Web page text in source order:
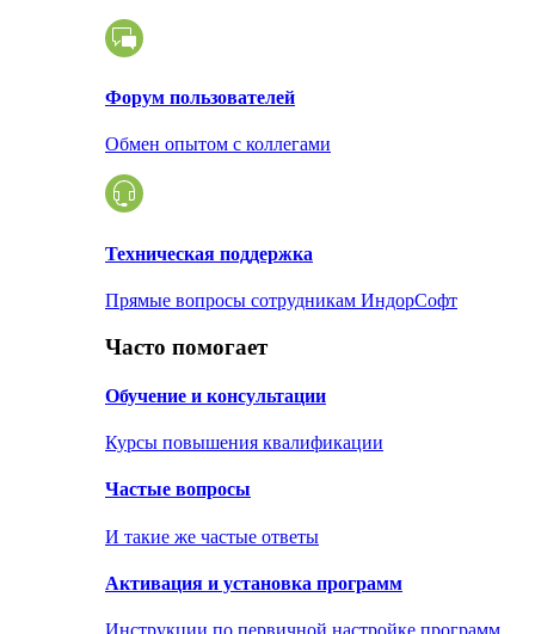
Форум пользователей
Обмен опытом с коллегами
Техническая поддержка
Прямые вопросы сотрудникам ИндорСофт
Часто помогает
Обучение и консультации
Курсы повышения квалификации
Частые вопросы
И такие же частые ответы
Активация и установка программ